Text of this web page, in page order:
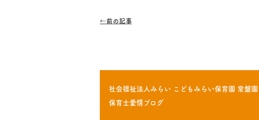
←前の記事
社会福祉法人みらい こどもみらい保育園 常盤園
保育士愛情ブログ